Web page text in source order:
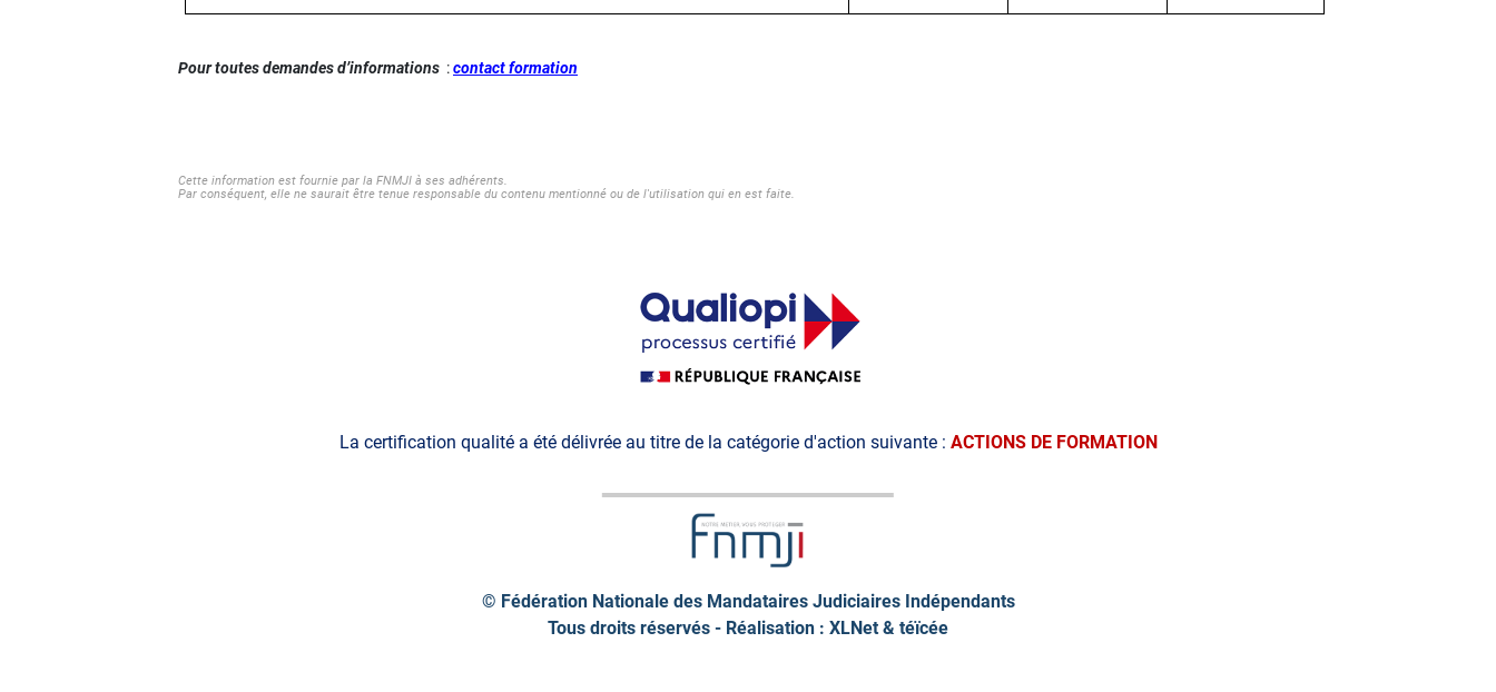
Pour toutes demandes d’informations :contact formation
Cette information est fournie par la FNMJI à ses adhérents.
Par conséquent, elle ne saurait être tenue responsable du contenu mentionné ou de l'utilisation qui en est faite.
La certification qualité a été délivrée au titre de la catégorie d'action suivante : ACTIONS DE FORMATION
© Fédération Nationale des Mandataires Judiciaires Indépendants
Tous droits réservés - Réalisation : XLNet & téïcée